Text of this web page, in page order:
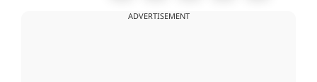
ADVERTISEMENT